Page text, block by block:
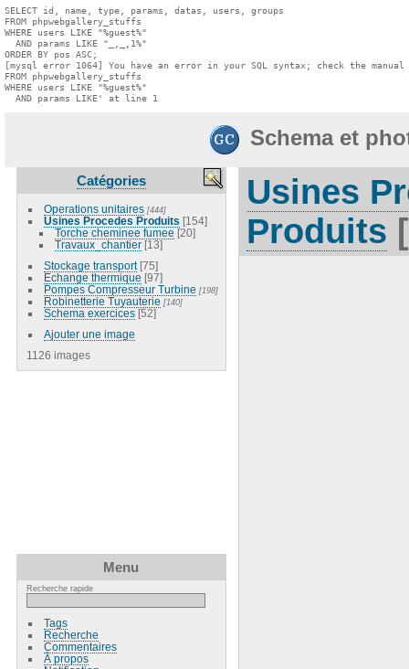
SELECT id, name, type, params, datas, users, groups
FROM phpwebgallery_stuffs
WHERE users LIKE "%guest%"
  AND params LIKE "_,_,1%"
ORDER BY pos ASC;
[mysql error 1064] You have an error in your SQL syntax; check the
FROM phpwebgallery_stuffs
WHERE users LIKE "%guest%"
  AND params LIKE' at line 1
Schema et
Catégories
Operations unitaires [444]
Usines Procedes Produits [154]
Torche cheminee fumee [20]
Travaux_chantier [13]
Stockage transport [75]
Echange thermique [97]
Pompes Compresseur Turbine [198]
Robinetterie Tuyauterie [140]
Schema exercices [52]
Ajouter une image
1126 images
Menu
Recherche rapide
Tags
Recherche
Commentaires
À propos
Usines
Produits